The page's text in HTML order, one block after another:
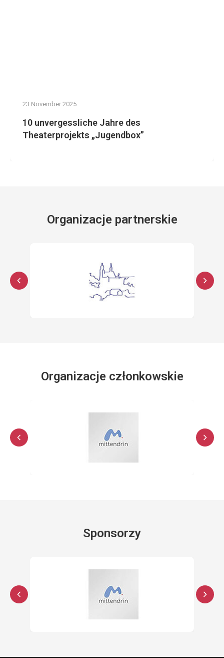
23 November 2025
10 unvergessliche Jahre des
Theaterprojekts „Jugendbox”
Organizacje partnerskie
Organizacje członkowskie
Sponsorzy